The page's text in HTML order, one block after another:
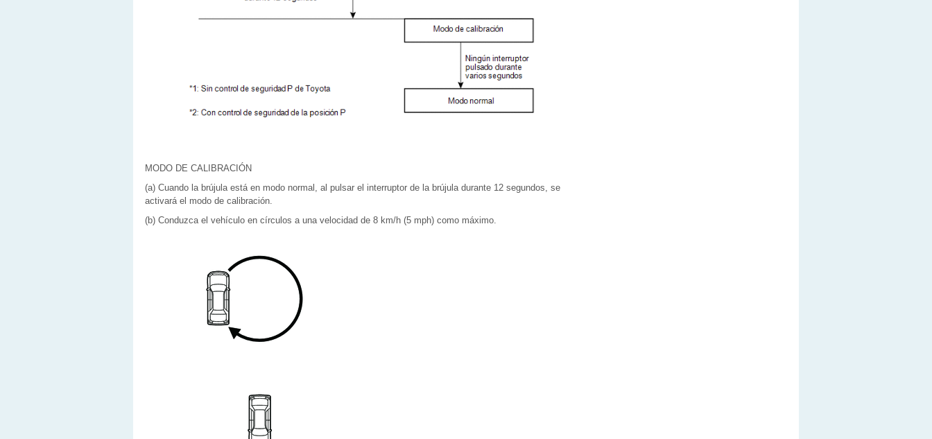
MODO DE CALIBRACIÓN
(a) Cuando la brújula está en modo normal, al pulsar el interruptor de la brújula durante 12 segundos, se
activará el modo de calibración.
(b) Conduzca el vehículo en círculos a una velocidad de 8 km/h (5 mph) como máximo.